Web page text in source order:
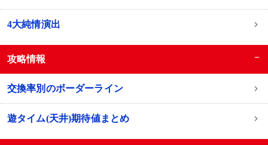
4大純情演出
攻略情報 −
交換率別のボーダーライン
遊タイム(天井)期待値まとめ